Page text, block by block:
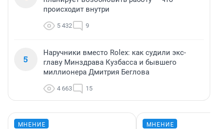
происходит внутри
5 432 9
5
Наручники вместо Rolex: как судили экс-
главу Минздрава Кузбасса и бывшего
миллионера Дмитрия Беглова
4 663 15
МНЕНИЕ МНЕНИЕ